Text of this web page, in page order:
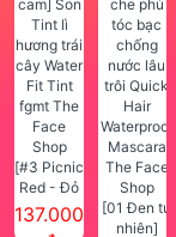
[#3 Picnic
Red - Đỏ
cam] Son
137.000
[01 Đen tự
nhiên]